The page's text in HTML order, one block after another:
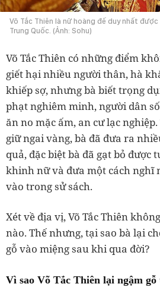
Võ Tắc Thiên là nữ hoàng đế duy nhất
Trung Quốc. (Ảnh: Sohu)
Võ Tắc Thiên có những điểm
giết hại nhiều người thân, hà
khiếp sợ, nhưng bà biết trọng
phạt nghiêm minh, người dân
ăn no mặc ấm, an cư lạc
giữ ngai vàng, bà đã đưa ra
quả, đặc biệt bà đã gạt bỏ được
khinh nữ và đưa một cách nghĩ
vào trong sử sách.
Xét về địa vị, Võ Tắc Thiên
nào. Thế nhưng, tại sao bà lại
gỗ vào miệng sau khi qua đời?
Vì sao Võ Tắc Thiên lại ngậm